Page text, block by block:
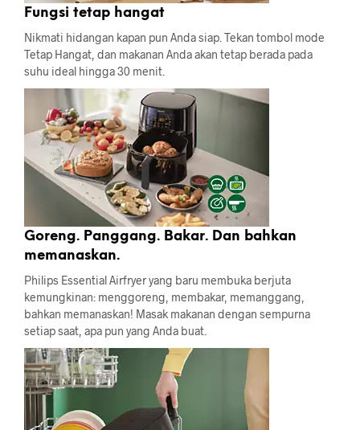
Fungsi tetap hangat
Nikmati hidangan kapan pun Anda siap. Tekan tombol mode
Tetap Hangat, dan makanan Anda akan tetap berada pada
suhu ideal hingga 30 menit.
Goreng. Panggang. Bakar. Dan bahkan
memanaskan.
Philips Essential Airfryer yang baru membuka berjuta
kemungkinan: menggoreng, membakar, memanggang,
bahkan memanaskan! Masak makanan dengan sempurna
setiap saat, apa pun yang Anda buat.